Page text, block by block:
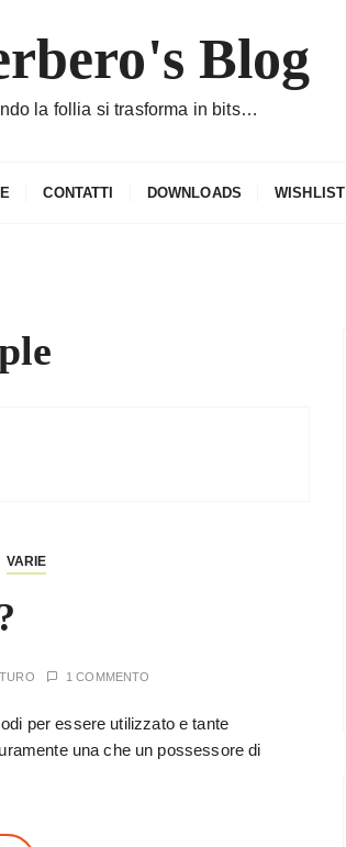
Blog
la follia si trasforma in bits…
CONTATTI DOWNLOADS WISHLIST
VARIE
1 COMMENTO
per essere utilizzato e tante
una che un possessore di